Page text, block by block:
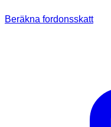
Beräkna fordonsskatt